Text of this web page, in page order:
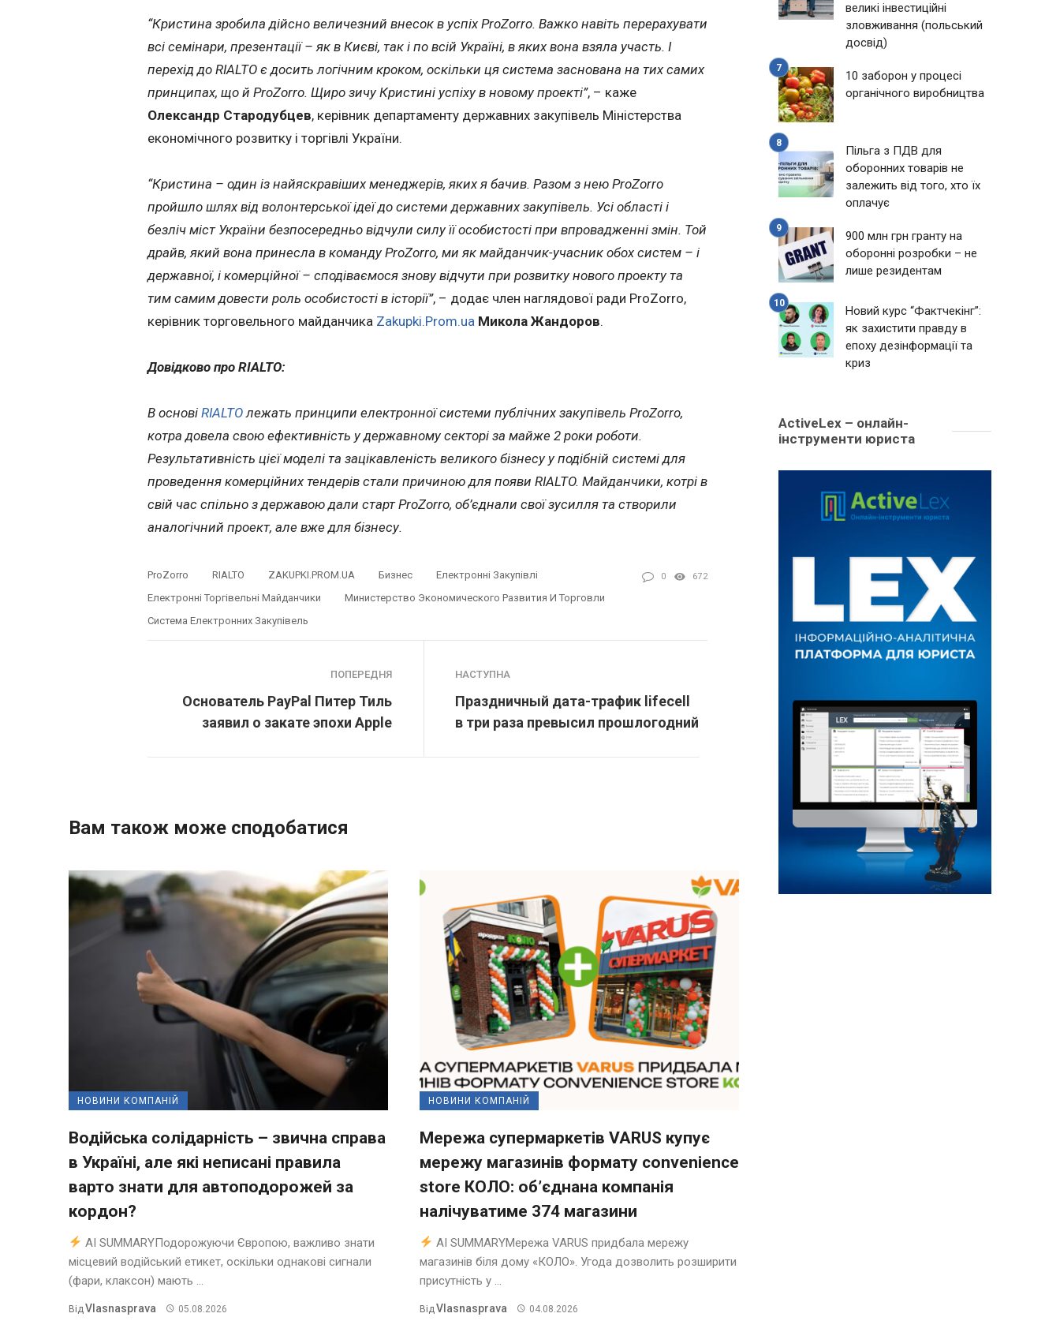
“Кристина зробила дійсно величезний внесок в успіх ProZorro. Важко навіть перерахувати
всі семінари, презентації – як в Києві, так і по всій Україні, в яких вона взяла участь. І
перехід до RIALTO є досить логічним кроком, оскільки ця система заснована на тих самих
принципах, що й ProZorro. Щиро зичу Кристині успіху в новому проекті”, – каже
Олександр Стародубцев, керівник департаменту державних закупівель Міністерства
економічного розвитку і торгівлі України.
“Кристина – один із найяскравіших менеджерів, яких я бачив. Разом з нею ProZorro
пройшло шлях від волонтерської ідеї до системи державних закупівель. Усі області і
безліч міст України безпосередньо відчули силу її особистості при впровадженні змін. Той
драйв, який вона принесла в команду ProZorro, ми як майданчик-учасник обох систем – і
державної, і комерційної – сподіваємося знову відчути при розвитку нового проекту та
тим самим довести роль особистості в історії”, – додає член наглядової ради ProZorro,
керівник торговельного майданчика Zakupki.Prom.ua Микола Жандоров.
Довідково про RIALTO:
В основі RIALTO лежать принципи електронної системи публічних закупівель ProZorro,
котра довела свою ефективність у державному секторі за майже 2 роки роботи.
Результативність цієї моделі та зацікавленість великого бізнесу у подібній системі для
проведення комерційних тендерів стали причиною для появи RIALTO. Майданчики, котрі в
свій час спільно з державою дали старт ProZorro, об’єднали свої зусилля та створили
аналогічний проект, але вже для бізнесу.
ProZorro RIALTO ZAKUPKI.PROM.UA Бизнес
Електронні Закупівлі
Електронні Торгівельні Майданчики
Министерство Экономического Развития И Торговли
Система Електронних Закупівель
0 672
ПОПЕРЕДНЯ
Основатель PayPal Питер Тиль
заявил о закате эпохи Apple
НАСТУПНА
Праздничный дата-трафик lifecell
в три раза превысил прошлогодний
Вам також може сподобатися
НОВИНИ КОМПАНІЙ
Водійська солідарність – звична справа
в Україні, але які неписані правила
варто знати для автоподорожей за
кордон?
AI SUMMARYПодорожуючи Європою, важливо знати
місцевий водійський етикет, оскільки однакові сигнали
(фари, клаксон) мають ...
Від Vlasnasprava 05.08.2026
НОВИНИ КОМПАНІЙ
Мережа супермаркетів VARUS купує
мережу магазинів формату convenience
store КОЛО: об’єднана компанія
налічуватиме 374 магазини
AI SUMMARYМережа VARUS придбала мережу
магазинів біля дому «КОЛО». Угода дозволить розширити
присутність у ...
Від Vlasnasprava 04.08.2026
великі інвестиційні
зловживання (польський
досвід)
10 заборон у процесі
органічного виробництва
Пільга з ПДВ для
оборонних товарів не
залежить від того, хто їх
оплачує
900 млн грн гранту на
оборонні розробки – не
лише резидентам
Новий курс “Фактчекінг”:
як захистити правду в
епоху дезінформації та
криз
ActiveLex – онлайн-
інструменти юриста